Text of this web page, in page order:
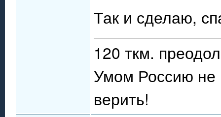
Так и сделаю,
120 ткм.
Умом Россию не
верить!